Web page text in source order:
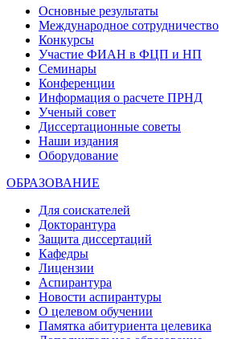
Основные результаты
Международное сотрудничество
Конкурсы
Участие ФИАН в ФЦП и НП
Семинары
Конференции
Информация о расчете ПРНД
Ученый совет
Диссертационные советы
Наши издания
Оборудование
ОБРАЗОВАНИЕ
Для соискателей
Докторантура
Защита диссертаций
Кафедры
Лицензии
Аспирантура
Новости аспирантуры
О целевом обучении
Памятка абитуриента целевика